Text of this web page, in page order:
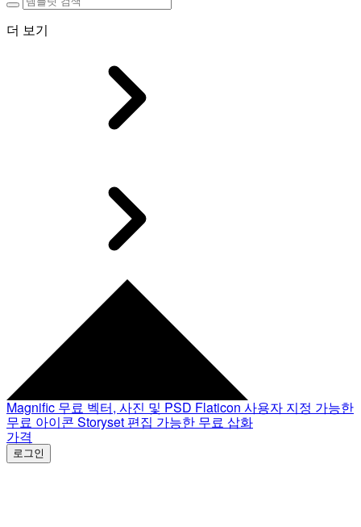
더 보기
Magnific 무료 벡터, 사진 및 PSD Flaticon 사용자 지정 가능한
무료 아이콘 Storyset 편집 가능한 무료 삽화
가격
로그인